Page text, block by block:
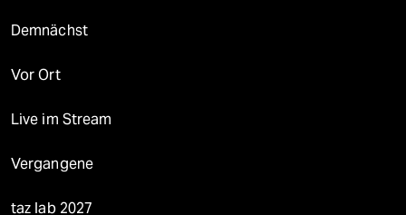
Demnächst
Vor Ort
Live im Stream
Vergangene
taz lab 2027